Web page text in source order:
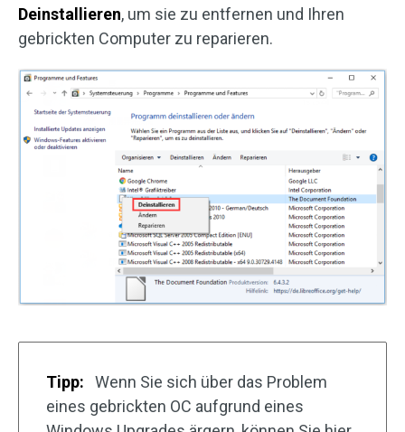
Deinstallieren, um sie zu entfernen und Ihren
gebrickten Computer zu reparieren.
Tipp:
Wenn Sie sich über das Problem
eines gebrickten OC aufgrund eines